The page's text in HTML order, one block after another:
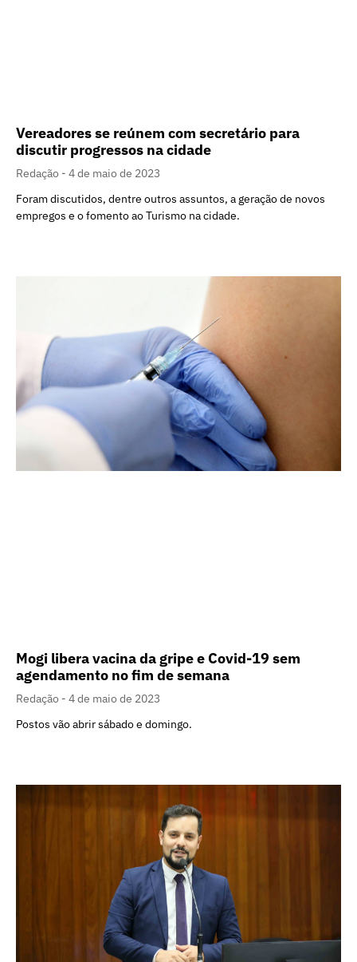
Vereadores se reúnem com secretário para
discutir progressos na cidade
Redação
4 de maio de 2023
Foram discutidos, dentre outros assuntos, a geração de novos
empregos e o fomento ao Turismo na cidade.
Mogi libera vacina da gripe e Covid-19 sem
agendamento no fim de semana
Redação
4 de maio de 2023
Postos vão abrir sábado e domingo.